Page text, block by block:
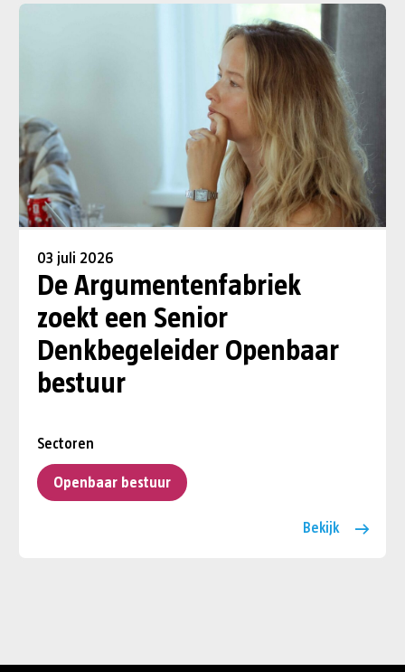
03 juli 2026
De Argumentenfabriek
zoekt een Senior
Denkbegeleider Openbaar
bestuur
Sectoren
Openbaar bestuur
Bekijk